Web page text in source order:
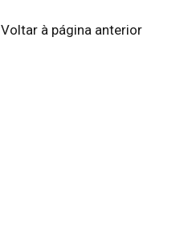
Voltar à página anterior